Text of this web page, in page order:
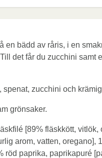
en bädd av råris, i en
det får du zucchini samt
zucchini och
grönsaker.
[89% fläskkött,
arom, vatten, oregano],
röd paprika, paprikapuré